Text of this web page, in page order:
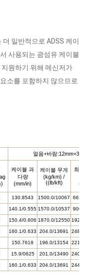
일반적으로 ADSS 케이
사용되는 광섬유 케이블
원하기 위해 메신저가
소를 포함하지 않으므로
얼음+바람
케이블 과
다량
(mm/in)
케이블 무게
(kg/km) /
((lb/kft)
최대
(N/
130.8543 1500.0/10067 6621/
140.1/0.555 1570.0/10537 9000/
150.4/0.606 1870.0/12550
160.1/0.633 204.0/13691
150.7618 196.0/13154
15.9/0625 201.0/13490
160.1/0.633 204.0/13691